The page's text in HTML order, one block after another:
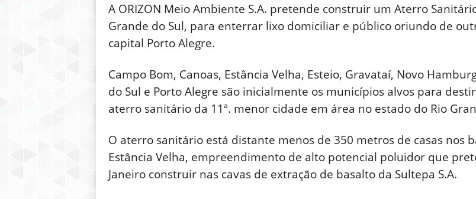
A ORIZON Meio Ambiente S.A. pretende construir um Aterro
Grande do Sul, para enterrar lixo domiciliar e público oriundo de
capital Porto Alegre.
Campo Bom, Canoas, Estância Velha, Esteio, Gravataí, Novo
do Sul e Porto Alegre são inicialmente os municípios alvos para
aterro sanitário da 11ª. menor cidade em área no estado do Rio
O aterro sanitário está distante menos de 350 metros de casas nos
Estância Velha, empreendimento de alto potencial poluidor que
Janeiro construir nas cavas de extração de basalto da Sultepa S.A.